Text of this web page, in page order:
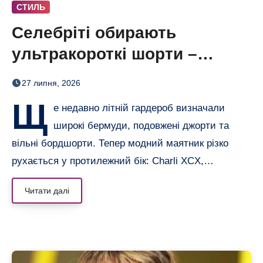
СТИЛЬ
Селебріті обирають
ультракороткі шорти –
бермуди отримали зухвалу
27 липня, 2026
Щ е недавно літній гардероб визначали
широкі бермуди, подовжені джорти та
вільні бордшорти. Тепер модний маятник різко
рухається у протилежний бік: Charli XCX,…
Читати далі